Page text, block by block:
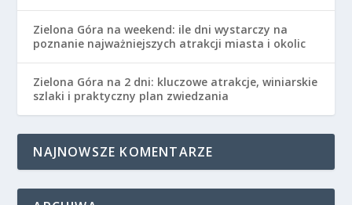
Zielona Góra na weekend: ile dni wystarczy na
poznanie najważniejszych atrakcji miasta i okolic
Zielona Góra na 2 dni: kluczowe atrakcje, winiarskie
szlaki i praktyczny plan zwiedzania
NAJNOWSZE KOMENTARZE